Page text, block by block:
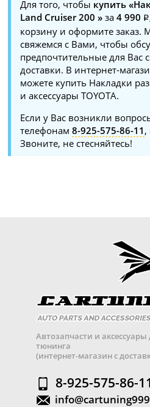
Для того, чтобы купить
Land Cruiser 200 » за4 990
корзину и оформите заказ.
свяжемся с Вами, чтобы
предпочтительные для Вас
доставки. В интернет-
можете купить Накладки
и аксессуары TOYOTA.
Если у Вас возникли
телефонам8-925-575-86-11 ,
Звоните, не стесняйтесь!
Автозапчасти и аксессуары
тюнинга
(интернет-магазин с
8-925-575-86-11